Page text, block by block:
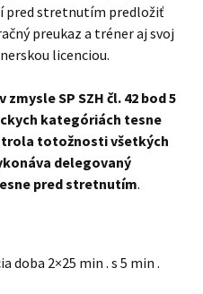
pred stretnutím predložiť
preukaz a tréner aj svoj
licenciou.
v zmysle SP SZH čl. 42 bod 5
kategóriách tesne
totožnosti všetkých
delegovaný
pred stretnutím.
doba 2×25 min . s 5 min .